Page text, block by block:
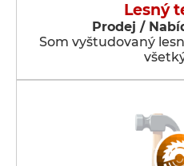
Lesný
Prodej /
Som vyštudovaný